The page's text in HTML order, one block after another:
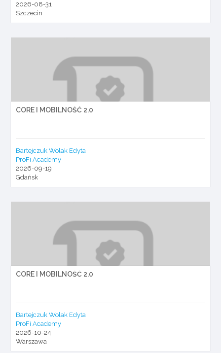
2026-08-31
Szczecin
CORE I MOBILNOŚĆ 2.0
Bartejczuk Wolak Edyta
ProFi Academy
2026-09-19
Gdańsk
CORE I MOBILNOŚĆ 2.0
Bartejczuk Wolak Edyta
ProFi Academy
2026-10-24
Warszawa